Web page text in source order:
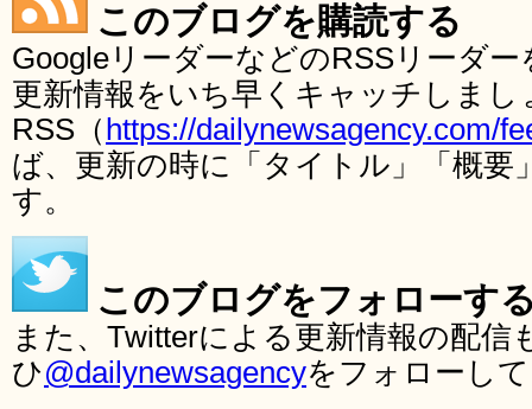
このブログを購読する
GoogleリーダーなどのRSSリーダ
更新情報をいち早くキャッチしま
RSS（ https://dailynewsagency.com/
ば、更新の時に「タイトル」「概要
す。
このブログをフォローす
また、Twitterによる更新情報の配
ひ@dailynewsagencyをフォローし